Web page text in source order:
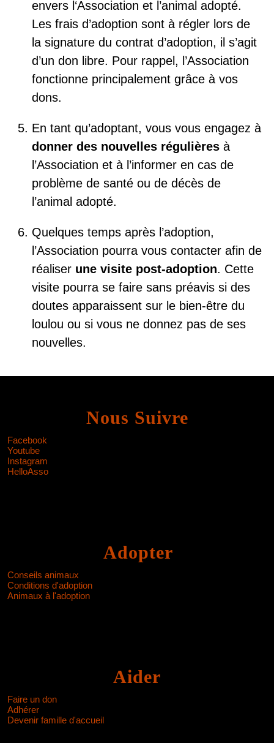
envers l‘Association et l’animal adopté.
Les frais d’adoption sont à régler lors de
la signature du contrat d’adoption, il s’agit
d’un don libre. Pour rappel, l’Association
fonctionne principalement grâce à vos
dons.
En tant qu’adoptant, vous vous engagez à
donner des nouvelles régulières à
l’Association et à l’informer en cas de
problème de santé ou de décès de
l’animal adopté.
Quelques temps après l’adoption,
l’Association pourra vous contacter afin de
réaliser une visite post-adoption. Cette
visite pourra se faire sans préavis si des
doutes apparaissent sur le bien-être du
loulou ou si vous ne donnez pas de ses
nouvelles.
Nous Suivre
Facebook
Youtube
Instagram
HelloAsso
Adopter
Conseils animaux
Conditions d'adoption
Animaux à l'adoption
Aider
Faire un don
Adhérer
Devenir famille d'accueil